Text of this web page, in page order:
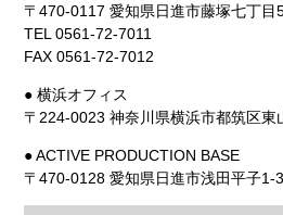
〒470-0117 愛知県日進市藤塚七丁目
TEL 0561-72-7011
FAX 0561-72-7012
● 横浜オフィス
〒224-0023 神奈川県横浜市都筑区東
● ACTIVE PRODUCTION BASE
〒470-0128 愛知県日進市浅田平子1-